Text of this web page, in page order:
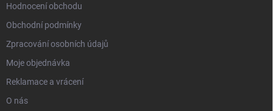
Hodnocení obchodu
Obchodní podmínky
Zpracování osobních údajů
Moje objednávka
Reklamace a vrácení
O nás